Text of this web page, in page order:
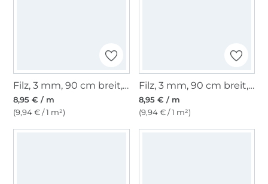
Filz, 3 mm, 90 cm breit, hellgrau-meliert
8,95 € / m
(9,94 € / 1 m²)
Filz, 3 mm, 90 cm breit, schwarz
8,95 € / m
(9,94 € / 1 m²)